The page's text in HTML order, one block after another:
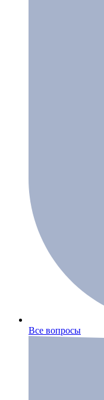
Все вопросы